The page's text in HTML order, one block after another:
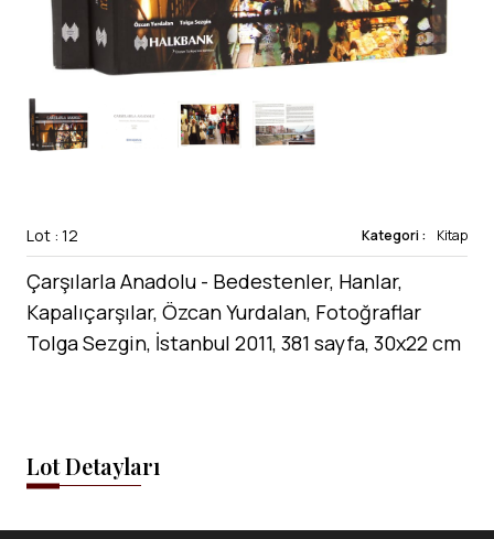
Lot : 12 Kategori : Kitap
Çarşılarla Anadolu - Bedestenler, Hanlar,
Kapalıçarşılar, Özcan Yurdalan, Fotoğraflar
Tolga Sezgin, İstanbul 2011, 381 sayfa, 30x22 cm
Lot Detayları